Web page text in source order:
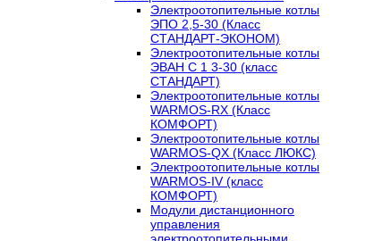
Электроотопительные котлы
ЭПО 2,5-30 (Класс
СТАНДАРТ-ЭКОНОМ)
Электроотопительные котлы
ЭВАН С 1 3-30 (класс
СТАНДАРТ)
Электроотопительные котлы
WARMOS-RX (Класс
КОМФОРТ)
Электроотопительные котлы
WARMOS-QX (Класс ЛЮКС)
Электроотопительные котлы
WARMOS-IV (класс
КОМФОРТ)
Модули дистанционного
управления